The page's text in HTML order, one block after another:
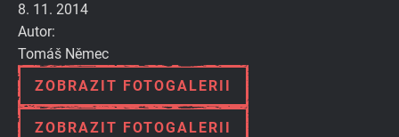
8. 11. 2014
Autor:
Tomáš Němec
ZOBRAZIT FOTOGALERII
ZOBRAZIT FOTOGALERII